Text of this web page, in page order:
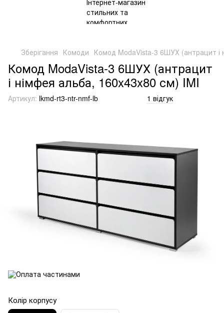
Зберігання Комоди Комод ModaVista-3 6ШУХ (антрацит і
Комод ModaVista-3 6ШУХ (антрацит
і німфея альба, 160x43x80 см) IMI
Артикул: lkmd-rt3-ntr-nmf-lb 1 відгук
Колір корпусу